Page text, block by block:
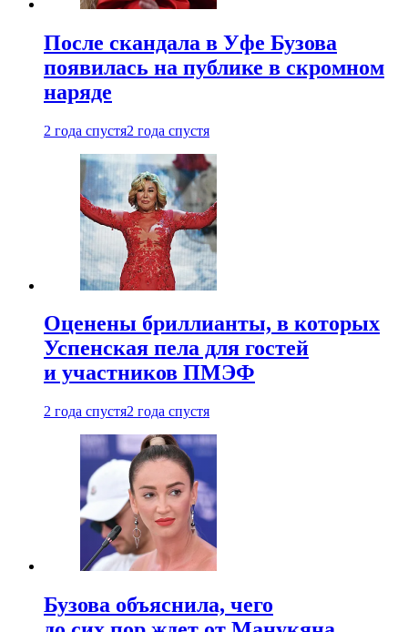
После скандала в Уфе Бузова
появилась на публике в скромном
наряде
2 года спустя2 года спустя
Оценены бриллианты, в которых
Успенская пела для гостей
и участников ПМЭФ
2 года спустя2 года спустя
Бузова объяснила, чего